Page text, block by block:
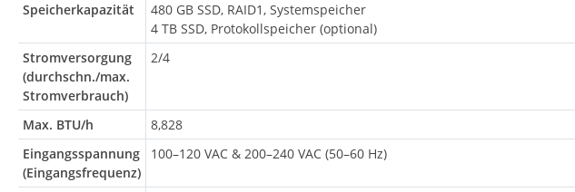
Speicherkapazität
480 GB SSD, RAID1, Systemspeicher
4 TB SSD, Protokollspeicher (optional)
Stromversorgung
(durchschn./max.
Stromverbrauch)
2/4
Max. BTU/h
8,828
Eingangsspannung
(Eingangsfrequenz)
100–120 VAC & 200–240 VAC (50–60 Hz)